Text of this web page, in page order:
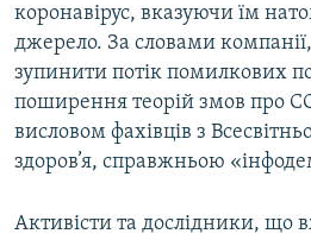
коронавірус, вказуючи їм
джерело. За словами
зупинити потік помилкових
поширення теорій змов про
висловом фахівців з
здоров’я, справжньою
Активісти та дослідники, що